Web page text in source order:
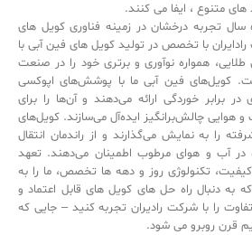
با داشتن 56 سال تجربه درخشان در زمینه فناوری کویل های
با تخصص در تولید کویل های فین آبی با
همواره نوآوری و برتری خود را در صنعت
کویل‌های فین آبی ما با پوشش‌های اپوکسی
برابر خوردگی ارائه می‌دهند و آن‌ها را برای
هوایی چالش‌برانگیز ایده‌آل می‌سازند. کویل‌های
را به نمایش می‌گذارند و از راندمان انتقال
در آب و هوای مرطوب اطمینان می‌دهند. تعهد
تکنولوژی روز و دهه ها تخصص، ما را به
به دنبال راه حل های کویل های قابل اعتماد و
را با شرکت رادیران تجربه کنید – جایی که
قرن روبرو می شود.